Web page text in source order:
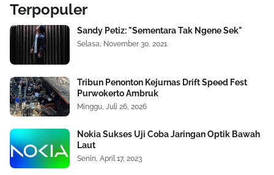
Terpopuler
Sandy Petiz: "Sementara Tak Ngene Sek"
Selasa, November 30, 2021
Tribun Penonton Kejurnas Drift Speed Fest
Purwokerto Ambruk
Minggu, Juli 26, 2026
Nokia Sukses Uji Coba Jaringan Optik Bawah
Laut
Senin, April 17, 2023